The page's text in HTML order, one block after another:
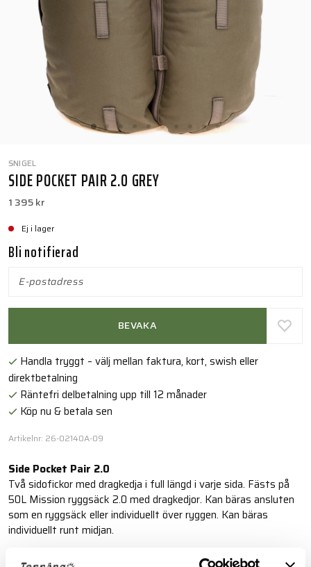
SNIGEL
SIDE POCKET PAIR 2.0 GREY
1 395 kr
Ej i lager
Bli notifierad
BEVAKA
Handla tryggt – välj mellan faktura, kort, swish eller
direktbetalning
Räntefri delbetalning upp till 12 månader
Köp nu & betala sen
Artikelnr: 26-02140A-09
Side Pocket Pair 2.0
Två sidofickor med dragkedja i full längd i varje sida. Fästs på
50L Mission ryggsäck 2.0 med dragkedjor. Kan bäras ansluten
som en ryggsäck eller individuellt över ryggen. Kan bäras
individuellt runt midjan.
Läs mer